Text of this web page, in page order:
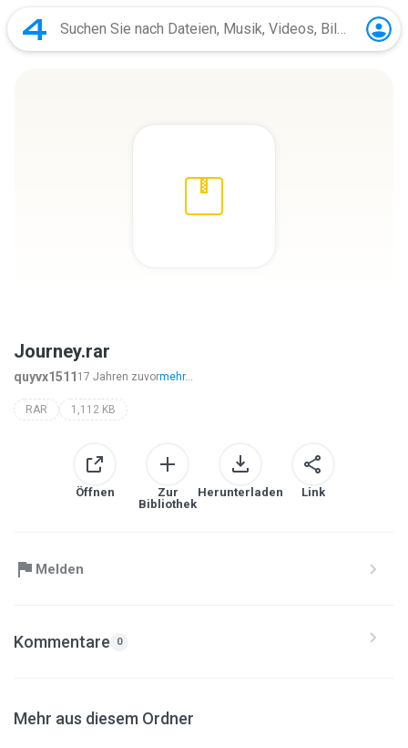
Journey.rar
quyvx1511 17 Jahren zuvormehr...
RAR 1,112 KB
Öffnen
Zur
Bibliothek
Herunterladen Link
Melden
Kommentare 0
Mehr aus diesem Ordner